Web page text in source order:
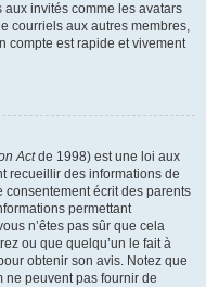
invités comme les avatars
courriels aux autres membres,
compte est rapide et vivement
Actde 1998) est une loi aux
recueillir des informations de
écrit des parents
permettant
n’êtes pas sûr que cela
ou que quelqu’un le fait à
obtenir son avis. Notez que
ne peuvent pas fournir de